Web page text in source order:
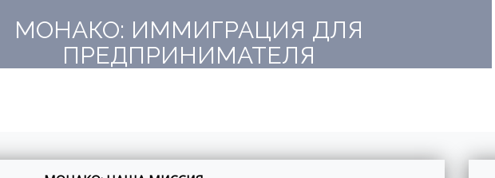
МОНАКО: ИММИГРАЦИЯ ДЛЯ
ПРЕДПРИНИМАТЕЛЯ